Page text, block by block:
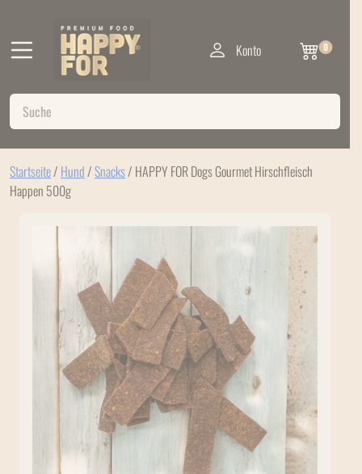
Konto 0
Startseite/ Hund /Snacks/ HAPPY FOR Dogs Gourmet Hirschfleisch
Happen 500g